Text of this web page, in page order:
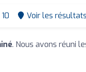
Voir les
. Nous avons réuni